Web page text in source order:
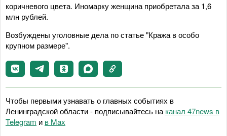
коричневого цвета. Иномарку женщина приобретала за 1,6
млн рублей.
Возбуждены уголовные дела по статье "Кража в особо
крупном размере".
Чтобы первыми узнавать о главных событиях в
Ленинградской области - подписывайтесь на канал 47news в
Telegram и в Maх